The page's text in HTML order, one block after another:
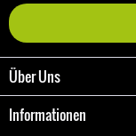
Über Uns
Informationen